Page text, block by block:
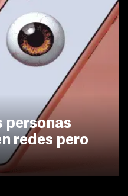
personas
redes pero